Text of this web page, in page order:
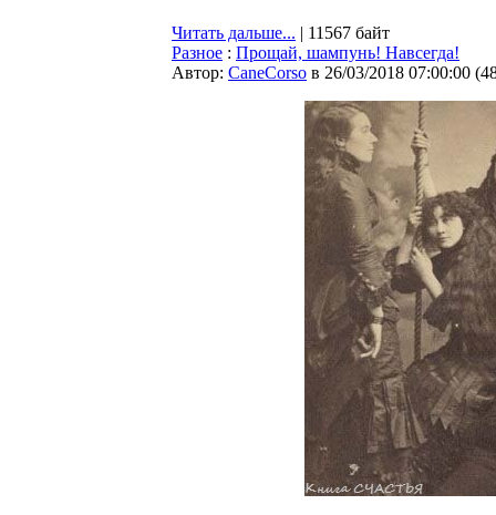
Читать дальше... | 11567 байт
Разное : Прощай, шампунь! Навсегда!
Автор: CaneCorso в 26/03/2018 07:00:00 (